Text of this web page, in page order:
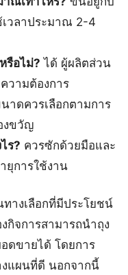
วลาประมาณ 2-4
รือไม่? ได้ ผู้ผลิตส่วน
วามต้องการ
าดควรเลือกตามการ
งขวัญ
ร? ควรซักด้วยมือและ
ยุการใช้งาน
ทางเลือกที่มีประโยชน์
กิจการสามารถนำถุง
ดขายได้ โดยการ
แผนที่ดี นอกจากนี้